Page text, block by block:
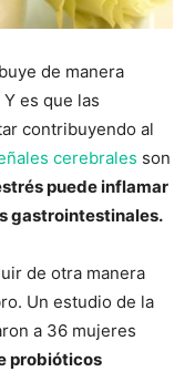
de manera
Y es que las
contribuyendo al
cerebrales son
puede inflamar
gastrointestinales.
de otra manera
Un estudio de la
a 36 mujeres
probióticos